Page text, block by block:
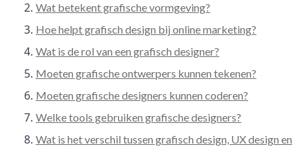
Wat betekent grafische vormgeving?
Hoe helpt grafisch design bij online marketing?
Wat is de rol van een grafisch designer?
Moeten grafische ontwerpers kunnen tekenen?
Moeten grafische designers kunnen coderen?
Welke tools gebruiken grafische designers?
Wat is het verschil tussen grafisch design, UX design en